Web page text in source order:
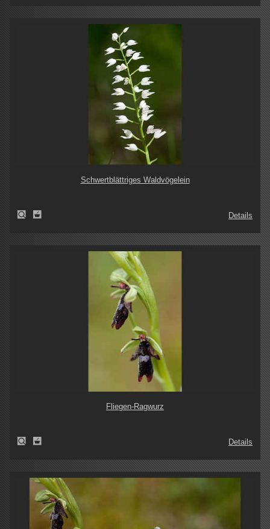
Schwertblättriges Waldvögelein
Details
Fliegen-Ragwurz
Details